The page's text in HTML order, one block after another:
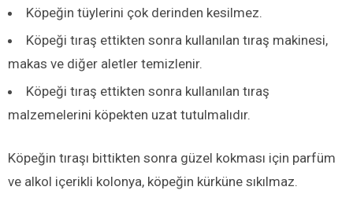
Köpeğin tüylerini çok derinden kesilmez.
Köpeği tıraş ettikten sonra kullanılan tıraş makinesi,
makas ve diğer aletler temizlenir.
Köpeği tıraş ettikten sonra kullanılan tıraş
malzemelerini köpekten uzat tutulmalıdır.
Köpeğin tıraşı bittikten sonra güzel kokması için parfüm
ve alkol içerikli kolonya, köpeğin kürküne sıkılmaz.